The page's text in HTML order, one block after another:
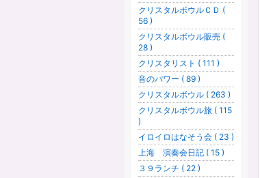
クリスタルボウルＣＤ (
56 )
クリスタルボウル販売 (
28 )
クリスタリスト ( 111 )
音のパワー ( 89 )
クリスタルボウル ( 263 )
クリスタルボウル旅 ( 115
)
イロイロはなそう会 ( 23 )
上海 演奏会日記 ( 15 )
３９ランチ ( 22 )